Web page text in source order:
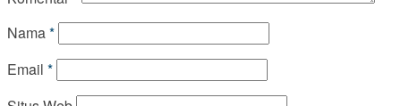
Nama*
Email *